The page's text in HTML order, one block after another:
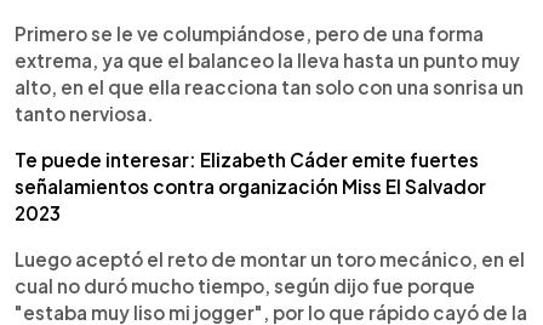
Primero se le ve columpiándose, pero de una forma
extrema, ya que el balanceo la lleva hasta un punto muy
alto, en el que ella reacciona tan solo con una sonrisa un
tanto nerviosa.
Te puede interesar: Elizabeth Cáder emite fuertes
señalamientos contra organización Miss El Salvador
2023
Luego aceptó el reto de montar un toro mecánico, en el
cual no duró mucho tiempo, según dijo fue porque
"estaba muy liso mi jogger", por lo que rápido cayó de la